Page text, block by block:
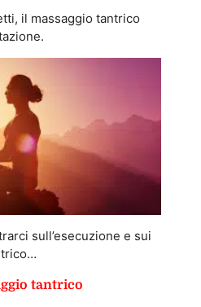
il massaggio tantrico
sull’esecuzione e sui
tantrico